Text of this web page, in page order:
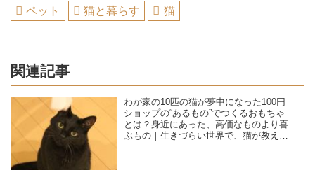
ペット
猫と暮らす 猫
関連記事
わが家の10匹の猫が夢中になった100円
ショップの“あるもの”でつくるおもちゃ
とは？身近にあった、高価なものより喜
ぶもの｜生きづらい世界で、猫が教えて